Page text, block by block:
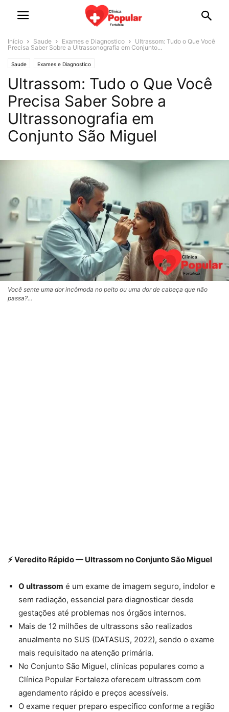
Início Saude Exames e Diagnostico
Ultrassom: Tudo o Que Você
Precisa Saber Sobre a Ultrassonografia em Conjunto...
Saude Exames e Diagnostico
Ultrassom: Tudo o Que Você
Precisa Saber Sobre a
Ultrassonografia em
Conjunto São Miguel
Você sente uma dor incômoda no peito ou uma dor de cabeça que não
passa?…
⚡ Veredito Rápido — Ultrassom no Conjunto São Miguel
O ultrassom é um exame de imagem seguro, indolor e
sem radiação, essencial para diagnosticar desde
gestações até problemas nos órgãos internos.
Mais de 12 milhões de ultrassons são realizados
anualmente no SUS (DATASUS, 2022), sendo o exame
mais requisitado na atenção primária.
No Conjunto São Miguel, clínicas populares como a
Clínica Popular Fortaleza oferecem ultrassom com
agendamento rápido e preços acessíveis.
O exame requer preparo específico conforme a região